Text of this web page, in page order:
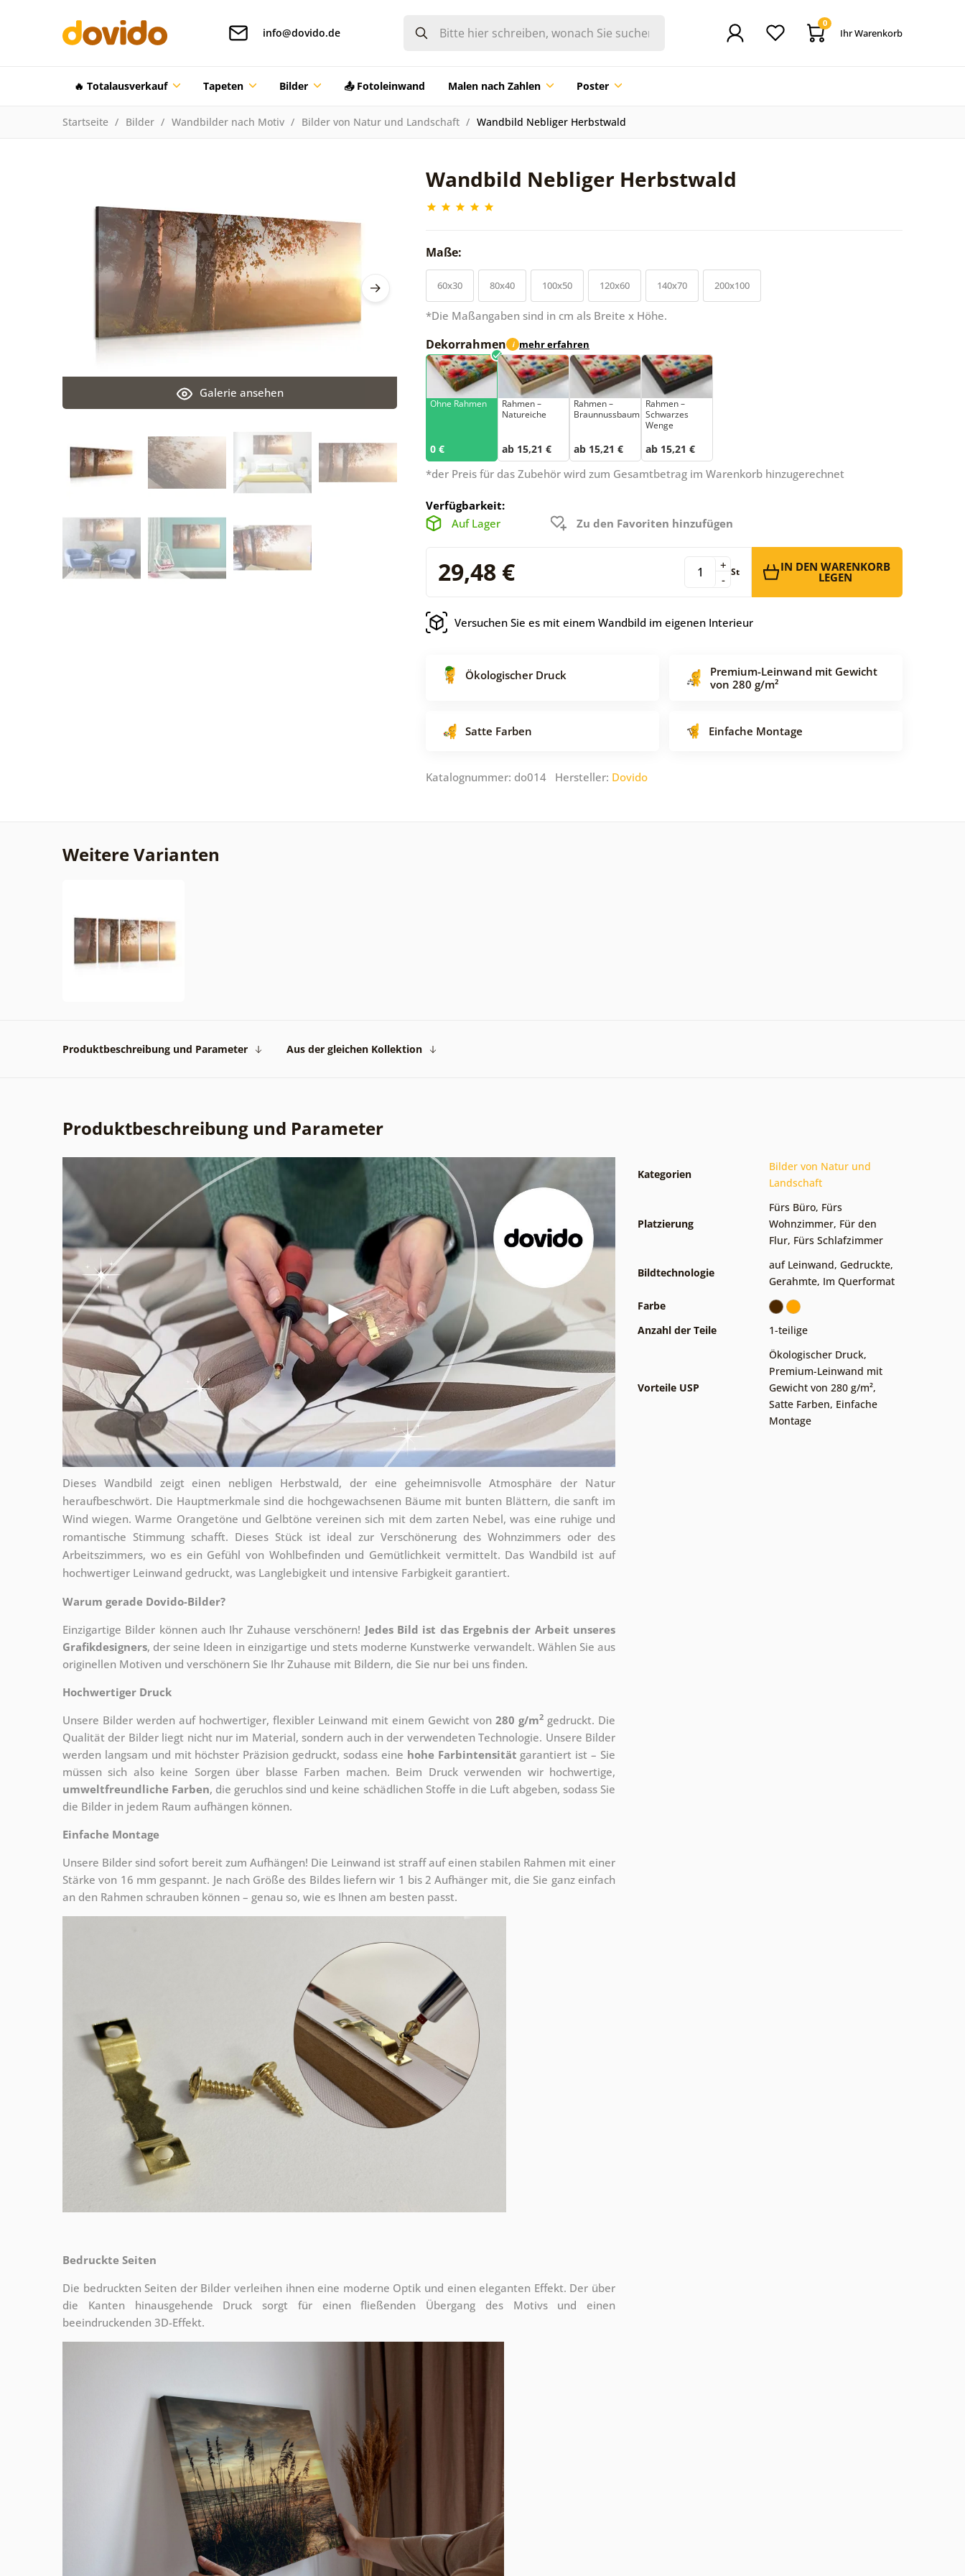
info@dovido.de
0
Ihr Warenkorb
🔥 Totalausverkauf Tapeten Bilder 📤 Fotoleinwand Malen nach Zahlen Poster
Startseite Bilder Wandbilder nach Motiv Bilder von Natur und Landschaft Wandbild Nebliger Herbstwald
Wandbild Nebliger Herbstwald
Galerie ansehen
Maße:
60x30 80x40 100x50 120x60 140x70 200x100
*Die Maßangaben sind in cm als Breite x Höhe.
Dekorrahmen i mehr erfahren
Ohne Rahmen
0 €
Rahmen –
Natureiche
ab 15,21 €
Rahmen –
Braunnussbaum
ab 15,21 €
Rahmen –
Schwarzes
Wenge
ab 15,21 €
*der Preis für das Zubehör wird zum Gesamtbetrag im Warenkorb hinzugerechnet
Verfügbarkeit:
Auf Lager
Zu den Favoriten hinzufügen
29,48 € -
+ St IN DEN WARENKORB
LEGEN
Versuchen Sie es mit einem Wandbild im eigenen Interieur
Ökologischer Druck
Premium-Leinwand mit Gewicht
von 280 g/m²
Satte Farben Einfache Montage
Katalognummer: do014 Hersteller: Dovido
Weitere Varianten
Produktbeschreibung und Parameter Aus der gleichen Kollektion
Produktbeschreibung und Parameter
Dieses Wandbild zeigt einen nebligen Herbstwald, der eine geheimnisvolle Atmosphäre der Natur
heraufbeschwört. Die Hauptmerkmale sind die hochgewachsenen Bäume mit bunten Blättern, die sanft im
Wind wiegen. Warme Orangetöne und Gelbtöne vereinen sich mit dem zarten Nebel, was eine ruhige und
romantische Stimmung schafft. Dieses Stück ist ideal zur Verschönerung des Wohnzimmers oder des
Arbeitszimmers, wo es ein Gefühl von Wohlbefinden und Gemütlichkeit vermittelt. Das Wandbild ist auf
hochwertiger Leinwand gedruckt, was Langlebigkeit und intensive Farbigkeit garantiert.
Warum gerade Dovido-Bilder?
Einzigartige Bilder können auch Ihr Zuhause verschönern! Jedes Bild ist das Ergebnis der Arbeit unseres
Grafikdesigners, der seine Ideen in einzigartige und stets moderne Kunstwerke verwandelt. Wählen Sie aus
originellen Motiven und verschönern Sie Ihr Zuhause mit Bildern, die Sie nur bei uns finden.
Hochwertiger Druck
Unsere Bilder werden auf hochwertiger, flexibler Leinwand mit einem Gewicht von 280 g/m2 gedruckt. Die
Qualität der Bilder liegt nicht nur im Material, sondern auch in der verwendeten Technologie. Unsere Bilder
werden langsam und mit höchster Präzision gedruckt, sodass eine hohe Farbintensität garantiert ist – Sie
müssen sich also keine Sorgen über blasse Farben machen. Beim Druck verwenden wir hochwertige,
umweltfreundliche Farben, die geruchlos sind und keine schädlichen Stoffe in die Luft abgeben, sodass Sie
die Bilder in jedem Raum aufhängen können.
Einfache Montage
Unsere Bilder sind sofort bereit zum Aufhängen! Die Leinwand ist straff auf einen stabilen Rahmen mit einer
Stärke von 16 mm gespannt. Je nach Größe des Bildes liefern wir 1 bis 2 Aufhänger mit, die Sie ganz einfach
an den Rahmen schrauben können – genau so, wie es Ihnen am besten passt.
Bedruckte Seiten
Die bedruckten Seiten der Bilder verleihen ihnen eine moderne Optik und einen eleganten Effekt. Der über
die Kanten hinausgehende Druck sorgt für einen fließenden Übergang des Motivs und einen
beeindruckenden 3D-Effekt.
Kategorien
Bilder von Natur und
Landschaft
Platzierung
Fürs Büro, Fürs
Wohnzimmer, Für den
Flur, Fürs Schlafzimmer
Bildtechnologie
auf Leinwand, Gedruckte,
Gerahmte, Im Querformat
Farbe
Anzahl der Teile
1-teilige
Vorteile USP
Ökologischer Druck,
Premium-Leinwand mit
Gewicht von 280 g/m²,
Satte Farben, Einfache
Montage